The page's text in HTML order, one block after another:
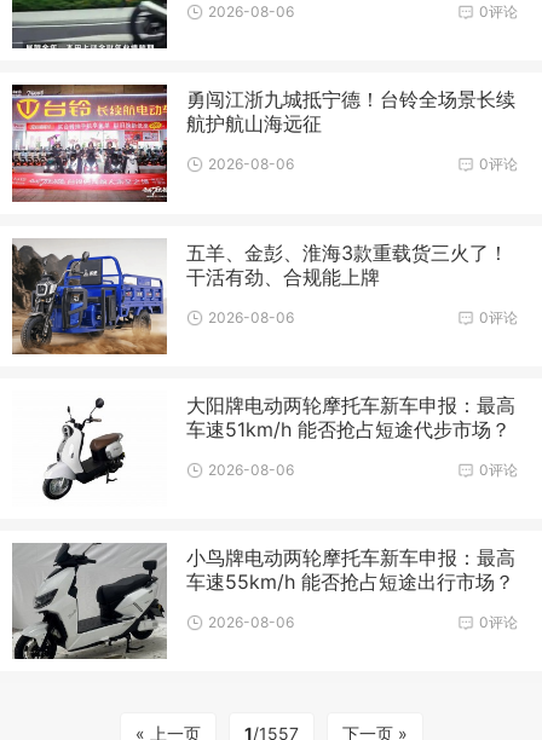
0评论
2026-08-06
勇闯江浙九城抵宁德！台铃全场景长续
航护航山海远征
0评论
2026-08-06
五羊、金彭、淮海3款重载货三火了！
干活有劲、合规能上牌
0评论
2026-08-06
大阳牌电动两轮摩托车新车申报：最高
车速51km/h 能否抢占短途代步市场？
0评论
2026-08-06
小鸟牌电动两轮摩托车新车申报：最高
车速55km/h 能否抢占短途出行市场？
0评论
2026-08-06
« 上一页 1/1557 下一页 »